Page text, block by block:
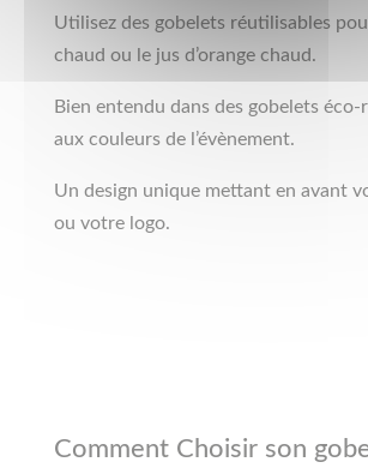
Utilisez des gobelets réutilisables
chaud ou le jus d’orange chaud.
Bien entendu dans des gobelets éco-
aux couleurs de l’évènement.
Un design unique mettant en avant
ou votre logo.
Comment Choisir son